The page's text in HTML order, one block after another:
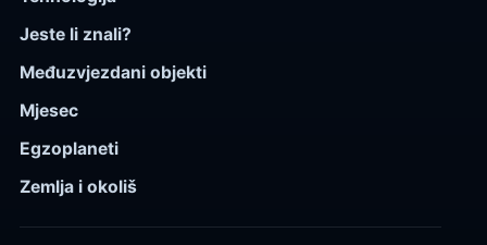
Jeste li znali?
Međuzvjezdani objekti
Mjesec
Egzoplaneti
Zemlja i okoliš